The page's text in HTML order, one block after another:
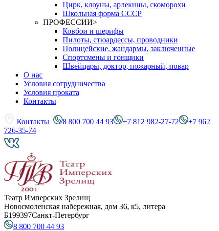
Цирк, клоуны, арлекины, скоморохи
Школьная форма СССР
ПРОФЕССИИ>
Ковбои и шерифы
Пилоты, стюардессы, проводники
Полицейские, жандармы, заключенные
Спортсмены и гонщики
Швейцары, доктор, пожарный, повар
О нас
Условия сотрудничества
Условия проката
Контакты
Контакты 8 800 700 44 93 +7 812 982-27-72
+7 962
726-35-74
Театр Имперских Зрелищ
Новосмоленская набережная, дом 36, к5, литера
Б199397Санкт-Петербург
8 800 700 44 93